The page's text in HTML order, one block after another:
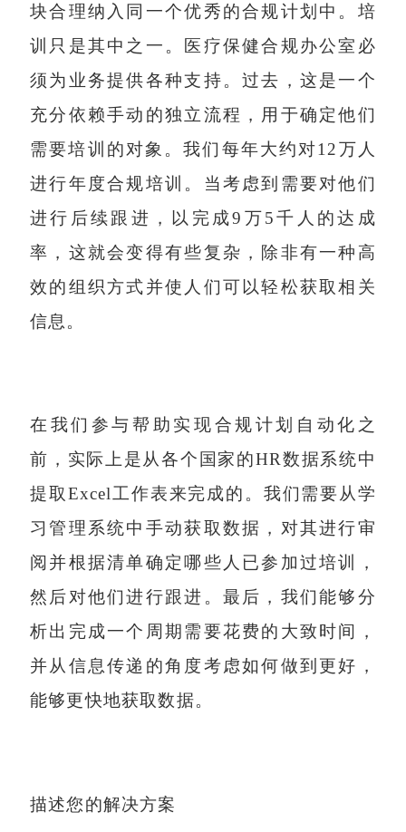
块合理纳入同一个优秀的合规计划中。培
训只是其中之一。医疗保健合规办公室必
须为业务提供各种支持。过去，这是一个
充分依赖手动的独立流程，用于确定他们
需要培训的对象。我们每年大约对12万人
进行年度合规培训。当考虑到需要对他们
进行后续跟进，以完成9万5千人的达成
率，这就会变得有些复杂，除非有一种高
效的组织方式并使人们可以轻松获取相关
信息。
在我们参与帮助实现合规计划自动化之
前，实际上是从各个国家的HR数据系统中
提取Excel工作表来完成的。我们需要从学
习管理系统中手动获取数据，对其进行审
阅并根据清单确定哪些人已参加过培训，
然后对他们进行跟进。最后，我们能够分
析出完成一个周期需要花费的大致时间，
并从信息传递的角度考虑如何做到更好，
能够更快地获取数据。
描述您的解决方案